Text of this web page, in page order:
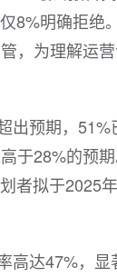
8%明确拒绝
，为理解运
出预期，51%
于28%的预
者拟于2025
高达47%，